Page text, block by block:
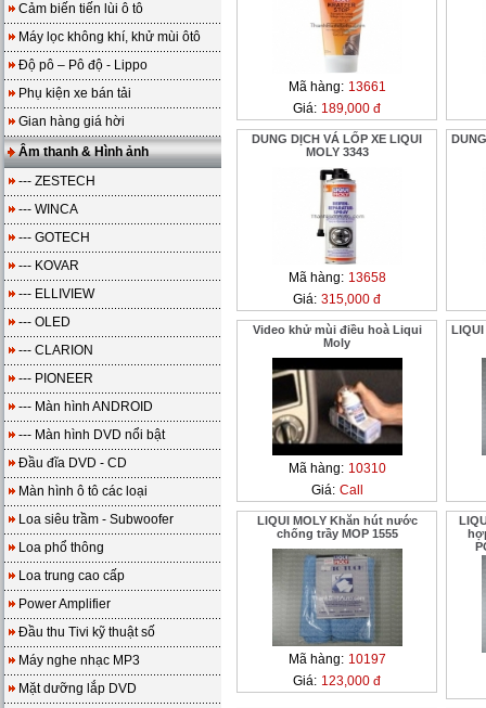
Cảm biến tiến lùi ô tô
Máy lọc không khí, khử mùi ôtô
Độ pô – Pô độ - Lippo
Phụ kiện xe bán tải
Gian hàng giá hời
Âm thanh & Hình ảnh
--- ZESTECH
--- WINCA
--- GOTECH
--- KOVAR
--- ELLIVIEW
--- OLED
--- CLARION
--- PIONEER
--- Màn hình ANDROID
--- Màn hình DVD nổi bật
Đầu đĩa DVD - CD
Màn hình ô tô các loại
Loa siêu trầm - Subwoofer
Loa phổ thông
Loa trung cao cấp
Power Amplifier
Đầu thu Tivi kỹ thuật số
Máy nghe nhạc MP3
Mặt dưỡng lắp DVD
Mã hàng: 13661
Giá: 189,000 đ
DUNG DỊCH VÁ LỐP XE LIQUI
MOLY 3343
Mã hàng: 13658
Giá: 315,000 đ
Video khử mùi điều hoà Liqui
Moly
Mã hàng: 10310
Giá: Call
LIQUI MOLY Khăn hút nước
chống trầy MOP 1555
Mã hàng: 10197
Giá: 123,000 đ